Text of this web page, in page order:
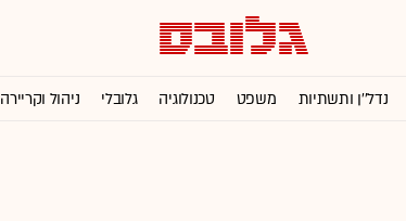
נדל''ן ותשתיות משפט טכנולוגיה גלובלי ניהול וקריירה